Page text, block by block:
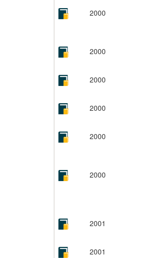
2000
2000
2000
2000
2000
2000
2001
2001